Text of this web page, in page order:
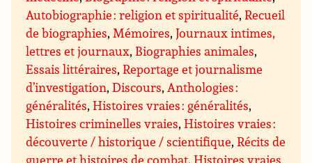
Autobiographie : religion et spiritualité,Recueil
de biographies,Mémoires,Journaux intimes,
lettres et journaux, Biographies animales,
Essais littéraires,Reportage et journalisme
d’investigation,Discours,Anthologies :
généralités,Histoires vraies : généralités,
Histoires criminelles vraies,Histoires vraies :
découverte / historique / scientifique,Récits de
guerre et histoires de combat,Histoires vraies